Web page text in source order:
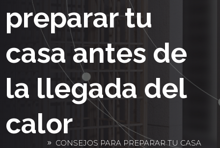
preparar tu
casa antes de
la llegada del
calor
CONSEJOS PARA PREPARAR TU CASA